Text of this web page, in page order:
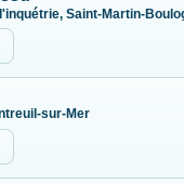
Saint-Martin-
sur-Mer